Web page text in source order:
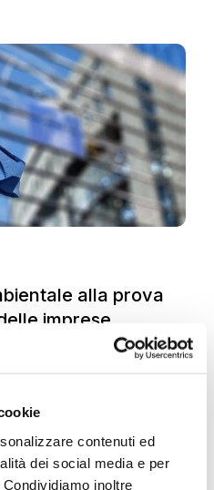
contenuti ed
dei social media e per
inoltre
alla prova
imprese